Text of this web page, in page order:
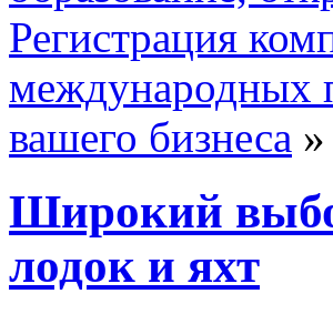
Регистрация
международных
вашего бизнеса »
Широкий
лодок и яхт